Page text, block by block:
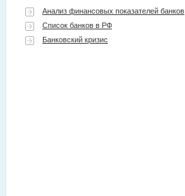
Анализ финансовых показателей банков
Список банков в РФ
Банковский кризис